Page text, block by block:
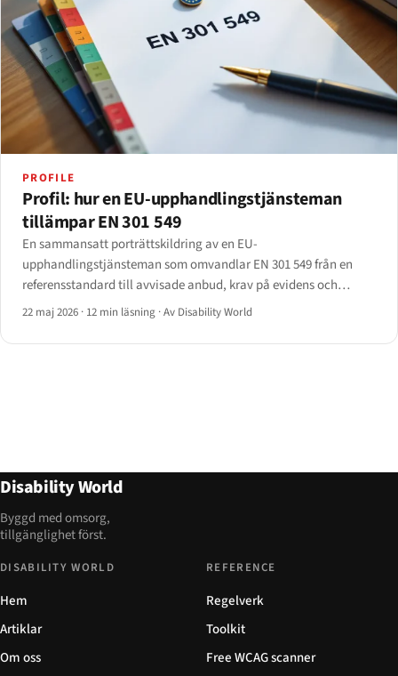
PROFILE
Profil: hur en EU-upphandlingstjänsteman
tillämpar EN 301 549
En sammansatt porträttskildring av en EU-
upphandlingstjänsteman som omvandlar EN 301 549 från en
referensstandard till avvisade anbud, krav på evidens och
efterhandsvillkor. Baserad på intervjuer med sju tjänstemän i
22 maj 2026 · 12 min läsning ·Av Disability World
Disability World
Byggd med omsorg,
tillgänglighet först.
DISABILITY WORLD
Hem
Artiklar
Om oss
REFERENCE
Regelverk
Toolkit
Free WCAG scanner